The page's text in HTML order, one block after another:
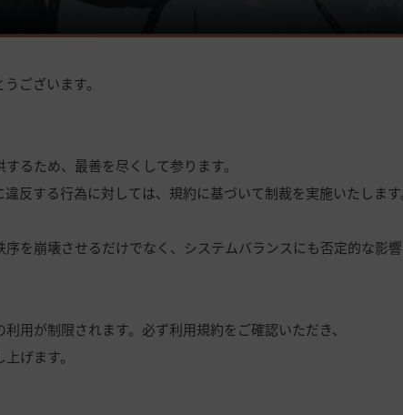
ございます。
るため、最善を尽くして参ります。
反する行為に対しては、規約に基づいて制裁を実施いたしま
を崩壊させるだけでなく、システムバランスにも否定的な影
用が制限されます。必ず利用規約をご確認いただき、
げます。